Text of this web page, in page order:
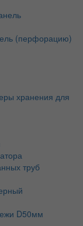
(перфорацию)
хранения для
труб
D50мм